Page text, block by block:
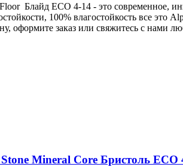
Блайд ECO 4-14 - это современное,
100% влагостойкость все
оформите заказ или свяжитесь с нами
Mineral Core Бристоль ECO